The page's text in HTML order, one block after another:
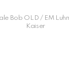
Bob OLD / EM
Kaiser